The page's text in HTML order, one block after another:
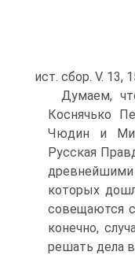
ист. сбор. V. 13,
Думаем,
Коснячько
Чюдин и
Русская
которых
совещаются
конечно,
решать дела